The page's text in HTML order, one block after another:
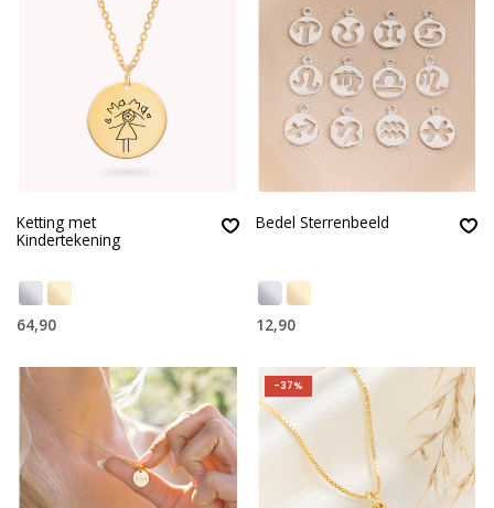
Ketting met
Kindertekening
64,90
Bedel Sterrenbeeld
12,90
-37%